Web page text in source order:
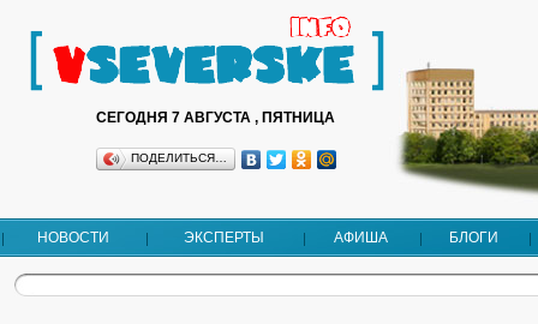
СЕГОДНЯ 7 АВГУСТА , ПЯТНИЦА
ПОДЕЛИТЬСЯ…
НОВОСТИ ЭКСПЕРТЫ АФИША БЛОГИ